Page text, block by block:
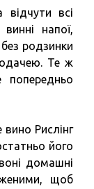
відчути всі
напої,
родзинки
Те ж
попередньо
вино Рислінг
його
домашні
щоб